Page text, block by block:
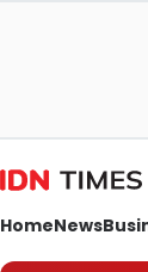
HomeNews